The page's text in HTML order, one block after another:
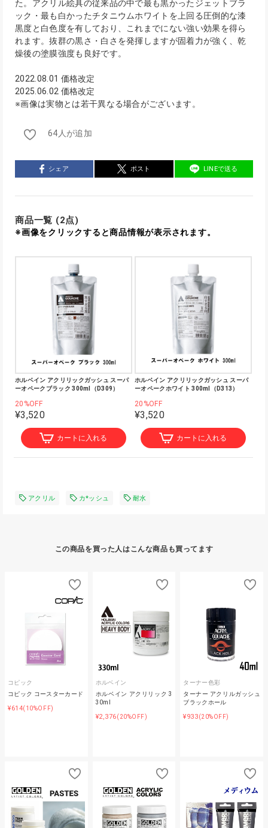
た。アクリル絵具の従来品の中で最も黒かったジェットブラ
ック・最も白かったチタニウムホワイトを上回る圧倒的な漆
黒度と白色度を有しており、これまでにない強い効果を得ら
れます。抜群の黒さ・白さを発揮しますが固着力が強く、乾
燥後の塗膜強度も良好です。
2022.08.01 価格改定
2025.06.02 価格改定
※画像は実物とは若干異なる場合がございます。
64人が追加
シェア ポスト LINEで送る
商品一覧 (2点)
※画像をクリックすると商品情報が表示されます。
ホルベイン アクリリックガッシュ スーパ
ーオペークブラック 300ml（D309）
20%OFF
¥3,520
カートに入れる
ホルベイン アクリリックガッシュ スーパ
ーオペークホワイト 300ml（D313）
20%OFF
¥3,520
カートに入れる
アクリル カ*ッシュ 耐水
この商品を買った人はこんな商品も買ってます
コピック
コピック コースターカード
¥614(10%OFF)
ホルベイン
ホルベイン アクリリック 3
30ml
¥2,376(20%OFF)
ターナー色彩
ターナー アクリルガッシュ
ブラックホール
¥933(20%OFF)